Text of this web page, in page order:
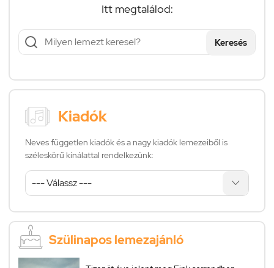
Itt megtalálod:
Keresés
Kiadók
Neves független kiadók és a nagy kiadók lemezeiből is
széleskörű kínálattal rendelkezünk:
Szülinapos lemezajánló